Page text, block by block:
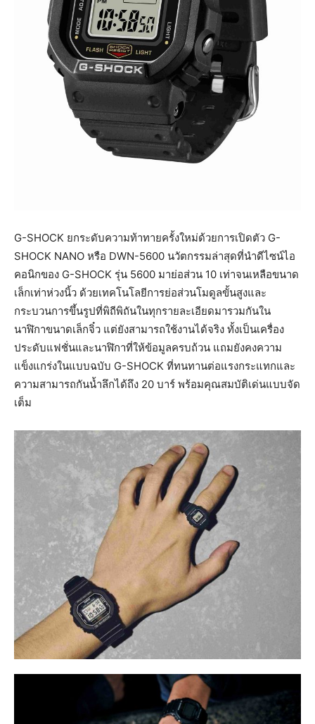
G-SHOCK ยกระดับความท้าทายครั้งใหม่ด้วยการเปิดตัว G-
SHOCK NANO หรือ DWN-5600 นวัตกรรมล่าสุดที่นำดีไซน์ไอ
คอนิกของ G-SHOCK รุ่น 5600 มาย่อส่วน 10 เท่าจนเหลือขนาด
เล็กเท่าห่วงนิ้ว ด้วยเทคโนโลยีการย่อส่วนโมดูลขั้นสูงและ
กระบวนการขึ้นรูปที่พิถีพิถันในทุกรายละเอียดมารวมกันใน
นาฬิกาขนาดเล็กจิ๋ว แต่ยังสามารถใช้งานได้จริง ทั้งเป็นเครื่อง
ประดับแฟชั่นและนาฬิกาที่ให้ข้อมูลครบถ้วน แถมยังคงความ
แข็งแกร่งในแบบฉบับ G-SHOCK ที่ทนทานต่อแรงกระแทกและ
ความสามารถกันน้ำลึกได้ถึง 20 บาร์ พร้อมคุณสมบัติเด่นแบบจัด
เต็ม